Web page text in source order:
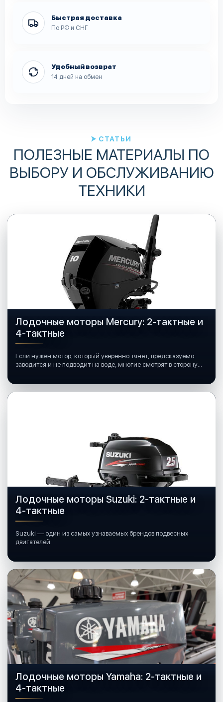
Быстрая доставка
По РФ и СНГ
Удобный возврат
14 дней на обмен
СТАТЬИ
ПОЛЕЗНЫЕ МАТЕРИАЛЫ ПО
ВЫБОРУ И ОБСЛУЖИВАНИЮ
ТЕХНИКИ
Лодочные моторы Mercury: 2-тактные и
4-тактные
Если нужен мотор, который уверенно тянет, предсказуемо
заводится и не подводит на воде, многие смотрят в сторону
Лодочные моторы Suzuki: 2-тактные и
4-тактные
Suzuki — один из самых узнаваемых брендов подвесных
двигателей.
Лодочные моторы Yamaha: 2-тактные и
4-тактные